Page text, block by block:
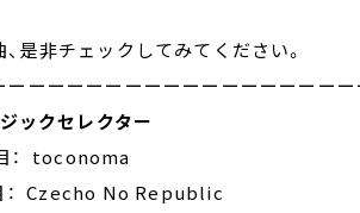
是非チェックしてみてください。
ーーーーーーーーーーーーーーーーー
ックセレクター
： toconoma
No Republic